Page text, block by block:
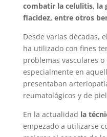
combatir la celulitis, la
flacidez, entre otros
Desde varias décadas,
ha utilizado con fines
problemas vasculares
especialmente en
presentaban
reumatológicos y de
En la actualidad la
empezado a utilizarse